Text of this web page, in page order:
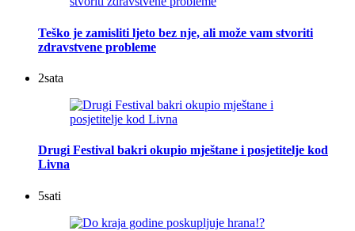
Teško je zamisliti ljeto bez nje, ali može vam stvoriti
zdravstvene probleme
2sata
Drugi Festival bakri okupio mještane i posjetitelje kod
Livna
5sati